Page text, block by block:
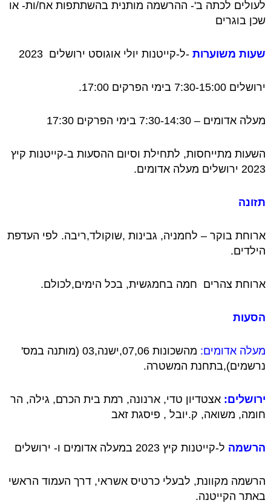
לעולים לכתה ב'- ההרשמה מותנית בהשתתפות אח/ות- או
שכן בוגרים
שעות משוערות-ל-קייטנות יולי אוגוסט ירושלים 2023
ירושלים 7:30-15:00 בימי הפרקים 17:00.
מעלה אדומים – 7:30-14:30 בימי הפרקים 17:30
השעות מתייחסות, לתחילת וסיום ההסעות ב-קייטנות קיץ
2023 ירושלים מעלה אדומים.
תזונה
ארוחת בוקר – לחמניה, גבינות ,שוקולד,ריבה. לפי העדפת
הילדים.
ארוחת צהרים חמה בחמגשית, בכל הימים,לכולם.
הסעות
מעלה אדומים:
מהשכונות 07,06,ישנה,03 (מותנה במס'
נרשמים),בתחנת המשטרה.
ירושלים: אצטדיון טדי, ארנונה, רמת בית הכרם, גילה, הר
חומה, משואה, ק.יובל , פיסגת זאב
הרשמה ל-קייטנות קיץ 2023 במעלה אדומים ו- ירושלים
הרשמה מקוונת, לבעלי כרטיס אשראי, דרך העמוד הראשי
באתר הקייטנה.